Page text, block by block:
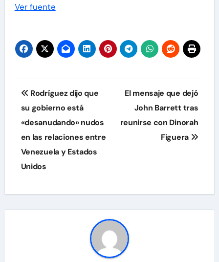
Ver fuente
Navegación
de
entradas
Rodríguez dijo que
su gobierno está
«desanudando» nudos
en las relaciones entre
Venezuela y Estados
Unidos
El mensaje que dejó
John Barrett tras
reunirse con Dinorah
Figuera